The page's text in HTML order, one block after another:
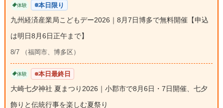
体験 本日限り
九州経済産業局こどもデー2026｜8月7日博多で無料開催【申込
は明日8月6日正午まで】
8/7 （福岡市、博多区）
体験 本日最終日
大崎七夕神社 夏まつり2026｜小郡市で8月6日・7日開催、七夕
飾りと伝統行事を楽しむ夏祭り